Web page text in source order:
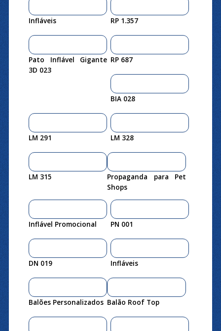
Infláveis RP 1.357
Pato Inflável Gigante
3D 023
RP 687
BIA 028
LM 291 LM 328
LM 315
Propaganda para Pet
Shops
Inflável Promocional PN 001
DN 019 Infláveis
Balões Personalizados Balão Roof Top